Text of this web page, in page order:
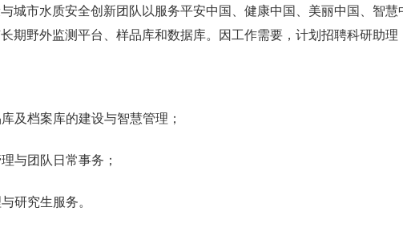
城市水质安全创新团队以服务平安中国、健康中国、美丽中国、智
期野外监测平台、样品库和数据库。因工作需要，计划招聘科研助
及档案库的建设与智慧管理；
与团队日常事务；
研究生服务。